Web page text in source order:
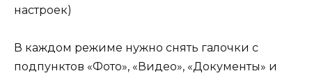
В каждом режиме нужно снять галочки с
подпунктов «Фото», «Видео», «Документы» и